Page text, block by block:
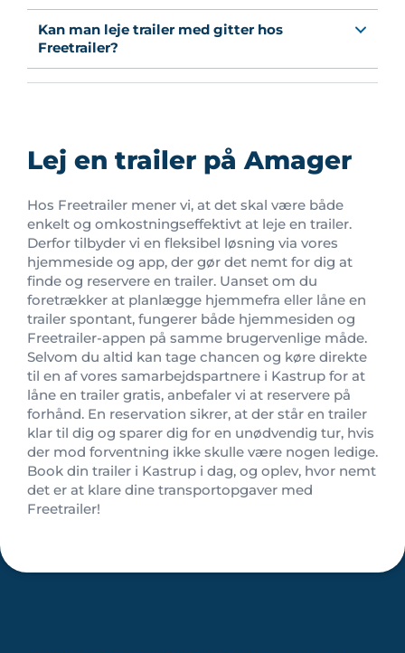
Kan man leje trailer med gitter hos
Freetrailer?
Lej en trailer på Amager
Hos Freetrailer mener vi, at det skal være både
enkelt og omkostningseffektivt at leje en trailer.
Derfor tilbyder vi en fleksibel løsning via vores
hjemmeside og app, der gør det nemt for dig at
finde og reservere en trailer. Uanset om du
foretrækker at planlægge hjemmefra eller låne en
trailer spontant, fungerer både hjemmesiden og
Freetrailer-appen på samme brugervenlige måde.
Selvom du altid kan tage chancen og køre direkte
til en af vores samarbejdspartnere i Kastrup for at
låne en trailer gratis, anbefaler vi at reservere på
forhånd. En reservation sikrer, at der står en trailer
klar til dig og sparer dig for en unødvendig tur, hvis
der mod forventning ikke skulle være nogen ledige.
Book din trailer i Kastrup i dag, og oplev, hvor nemt
det er at klare dine transportopgaver med
Freetrailer!